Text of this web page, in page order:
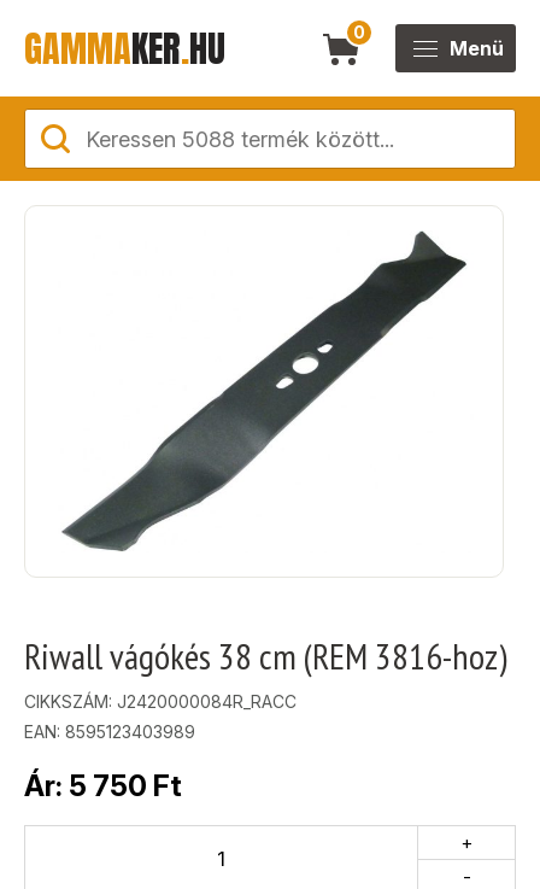
GAMMAKER.HU 0
Menü
Riwall vágókés 38 cm (REM 3816-hoz)
CIKKSZÁM: J2420000084R_RACC
EAN: 8595123403989
Ár: 5 750 Ft
-
+